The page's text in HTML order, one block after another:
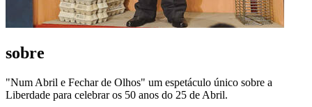
sobre
"Num Abril e Fechar de Olhos" um espetáculo único sobre a
Liberdade para celebrar os 50 anos do 25 de Abril.